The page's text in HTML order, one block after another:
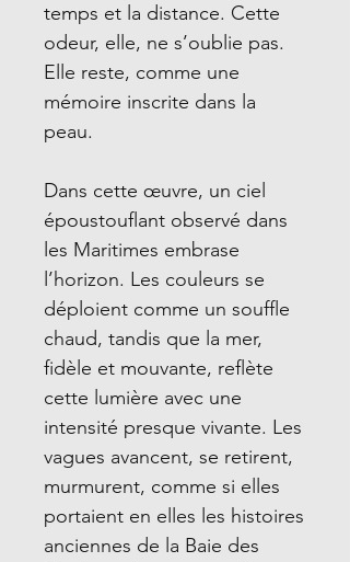
temps et la distance. Cette
odeur, elle, ne s’oublie pas.
Elle reste, comme une
mémoire inscrite dans la
peau.
Dans cette œuvre, un ciel
époustouflant observé dans
les Maritimes embrase
l’horizon. Les couleurs se
déploient comme un souffle
chaud, tandis que la mer,
fidèle et mouvante, reflète
cette lumière avec une
intensité presque vivante. Les
vagues avancent, se retirent,
murmurent, comme si elles
portaient en elles les histoires
anciennes de la Baie des